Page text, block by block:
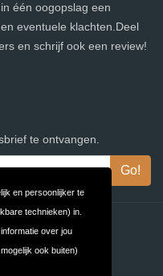
en persoonlijker te
technieken) in.
over jou
ook buiten)
één oogopslag een
eventuele klachten.Deel
en schrijf ook een review!
te ontvangen.
Privacy
FAQ